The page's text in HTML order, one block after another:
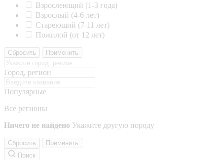
Взрослеющий (1-3 года)
Взрослый (4-6 лет)
Стареющий (7-11 лет)
Пожилой (от 12 лет)
Сбросить Применить
Город, регион
Популярные
Все регионы
Ничего не найдено Укажите другую породу
Сбросить
Применить
Поиск